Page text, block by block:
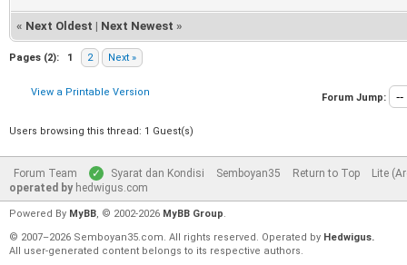
« Next Oldest | Next Newest »
Pages (2): 1 2 Next »
View a Printable Version Forum Jump:
Users browsing this thread: 1 Guest(s)
Forum Team Syarat dan Kondisi Semboyan35 Return to Top
Lite
operated by hedwigus.com
Powered By MyBB, © 2002-2026 MyBB Group.
© 2007–2026 Semboyan35.com. All rights reserved. Operated by Hedwigus.
All user-generated content belongs to its respective authors.